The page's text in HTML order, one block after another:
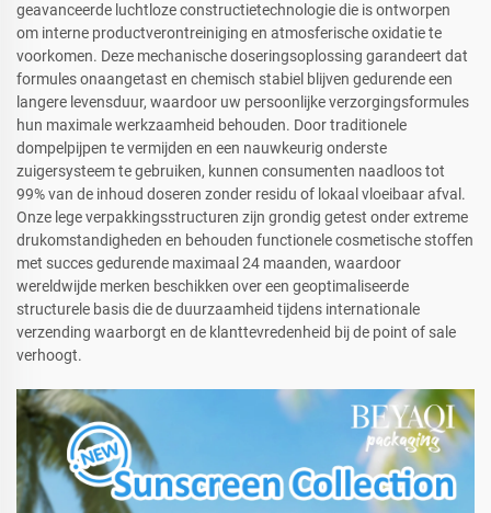
geavanceerde luchtloze constructietechnologie die is ontworpen
om interne productverontreiniging en atmosferische oxidatie te
voorkomen. Deze mechanische doseringsoplossing garandeert dat
formules onaangetast en chemisch stabiel blijven gedurende een
langere levensduur, waardoor uw persoonlijke verzorgingsformules
hun maximale werkzaamheid behouden. Door traditionele
dompelpijpen te vermijden en een nauwkeurig onderste
zuigersysteem te gebruiken, kunnen consumenten naadloos tot
99% van de inhoud doseren zonder residu of lokaal vloeibaar afval.
Onze lege verpakkingsstructuren zijn grondig getest onder extreme
drukomstandigheden en behouden functionele cosmetische stoffen
met succes gedurende maximaal 24 maanden, waardoor
wereldwijde merken beschikken over een geoptimaliseerde
structurele basis die de duurzaamheid tijdens internationale
verzending waarborgt en de klanttevredenheid bij de point of sale
verhoogt.